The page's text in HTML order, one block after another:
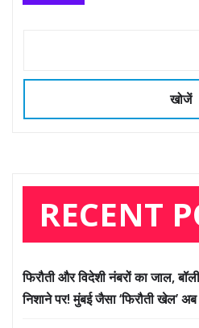
खोजें
RECENT
फिरौती और विदेशी नंबरों का जाल,
निशाने पर! मुंबई जैसा ‘फिरौती खेल’